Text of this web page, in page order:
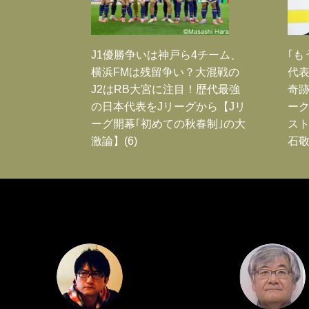
J1優勝争いは神戸ら4チーム、
横浜FMは残留争い？大混戦の
J2はRB大宮に注目！歴代最強
の日本代表をJリーグから【Jリ
ーグ開幕｢初めての秋春制｣の大
激論】(6)
｢も
代
奇
ー
ス
石